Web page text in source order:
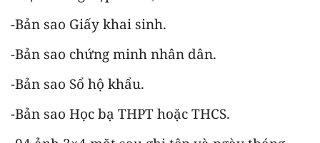
-Bản sao Giấy khai sinh.
-Bản sao chứng minh nhân dân.
-Bản sao Sổ hộ khẩu.
-Bản sao Học bạ THPT hoặc THCS.